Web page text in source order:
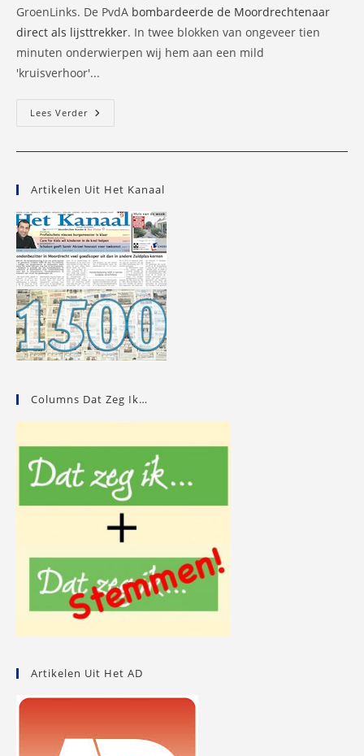
GroenLinks. De PvdA bombardeerde de Moordrechtenaar
direct als lijsttrekker. In twee blokken van ongeveer tien
minuten onderwierpen wij hem aan een mild
'kruisverhoor'...
Lees VerderInterview
–
December
2013
Artikelen Uit Het Kanaal
Columns Dat Zeg Ik…
Artikelen Uit Het AD